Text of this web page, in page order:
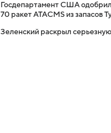
Госдепартамент США
70 ракет ATACMS из запасов
Зеленский раскрыл